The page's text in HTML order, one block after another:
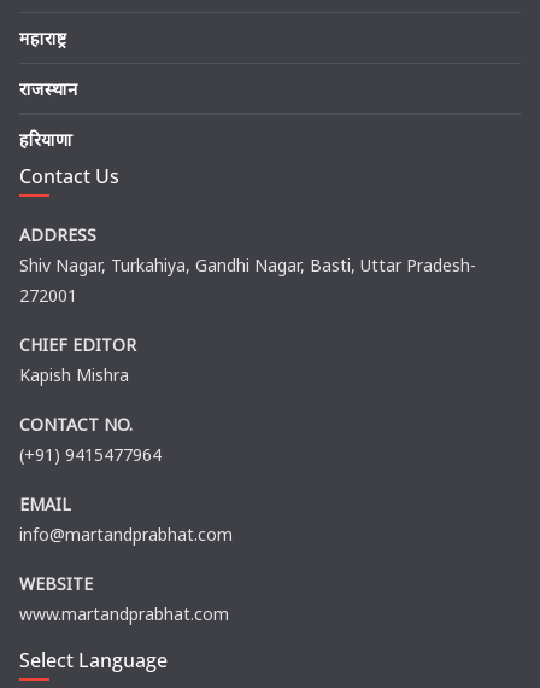
महाराष्ट्र
राजस्थान
हरियाणा
Contact Us
ADDRESS
Shiv Nagar, Turkahiya, Gandhi Nagar, Basti, Uttar Pradesh-
272001
CHIEF EDITOR
Kapish Mishra
CONTACT NO.
(+91) 9415477964
EMAIL
info@martandprabhat.com
WEBSITE
www.martandprabhat.com
Select Language